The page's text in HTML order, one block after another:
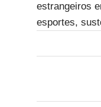
estrangeiros
esportes,